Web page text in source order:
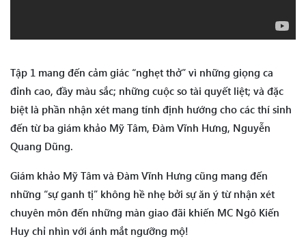
Tập 1 mang đến cảm giác “nghẹt thở” vì những giọng ca
đỉnh cao, đầy màu sắc; những cuộc so tài quyết liệt; và đặc
biệt là phần nhận xét mang tính định hướng cho các thí sinh
đến từ ba giám khảo Mỹ Tâm, Đàm Vĩnh Hưng, Nguyễn
Quang Dũng.
Giám khảo Mỹ Tâm và Đàm Vĩnh Hưng cũng mang đến
những “sự ganh tị” không hề nhẹ bởi sự ăn ý từ nhận xét
chuyên môn đến những màn giao đãi khiến MC Ngô Kiến
Huy chỉ nhìn với ánh mắt ngưỡng mộ!